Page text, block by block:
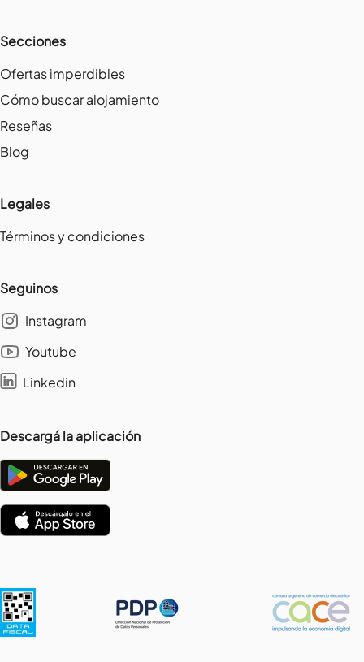
Secciones
Ofertas imperdibles
Cómo buscar alojamiento
Reseñas
Blog
Legales
Términos y condiciones
Seguinos
Instagram
Youtube
Linkedin
Descargá la aplicación